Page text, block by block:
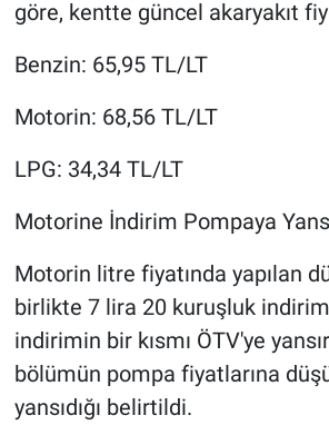
göre, kentte güncel akaryakıt
Benzin: 65,95 TL/LT
Motorin: 68,56 TL/LT
LPG: 34,34 TL/LT
Motorine İndirim Pompaya
Motorin litre fiyatında yapılan
birlikte 7 lira 20 kuruşluk
indirimin bir kısmı ÖTV'ye
bölümün pompa fiyatlarına
yansıdığı belirtildi.